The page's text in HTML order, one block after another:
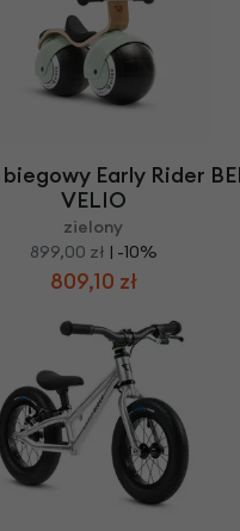
Early Rider
VELIO
zielony
899,00 zł | -10%
809,10 zł